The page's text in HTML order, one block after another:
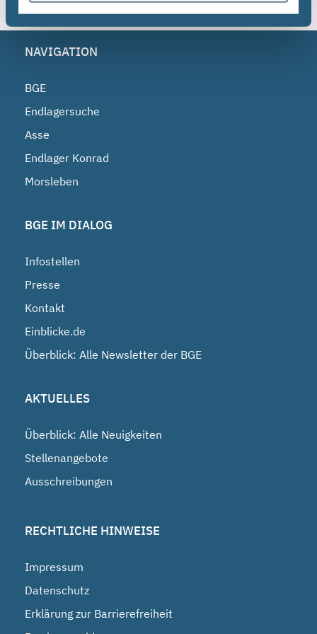
NAVIGATION
BGE
Endlagersuche
Asse
Endlager Konrad
Morsleben
BGE IM DIALOG
Infostellen
Presse
Kontakt
Einblicke.de
Überblick: Alle Newsletter der BGE
AKTUELLES
Überblick: Alle Neuigkeiten
Stellenangebote
Ausschreibungen
RECHTLICHE HINWEISE
Impressum
Datenschutz
Erklärung zur Barrierefreiheit